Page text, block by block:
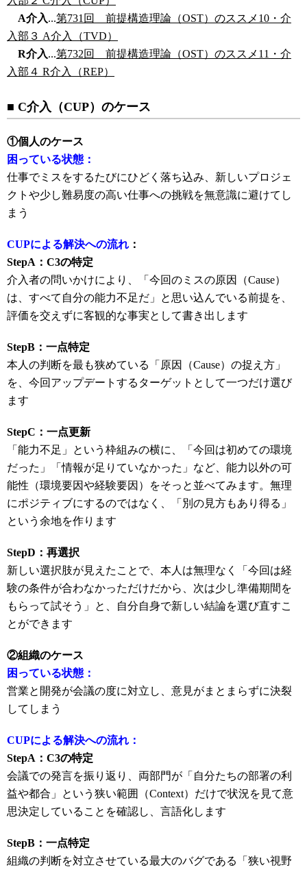
A介入...第731回 前提構造理論（OST）のススメ10・介
入部３ A介入（TVD）
R介入...第732回 前提構造理論（OST）のススメ11・介
入部４ R介入（REP）
■ C介入（CUP）のケース
①個人のケース
困っている状態：
仕事でミスをするたびにひどく落ち込み、新しいプロジェ
クトや少し難易度の高い仕事への挑戦を無意識に避けてし
まう
CUPによる解決への流れ ：
StepA：C3の特定
介入者の問いかけにより、「今回のミスの原因（Cause）
は、すべて自分の能力不足だ」と思い込んでいる前提を、
評価を交えずに客観的な事実として書き出します
StepB：一点特定
本人の判断を最も狭めている「原因（Cause）の捉え方」
を、今回アップデートするターゲットとして一つだけ選び
ます
StepC：一点更新
「能力不足」という枠組みの横に、「今回は初めての環境
だった」「情報が足りていなかった」など、能力以外の可
能性（環境要因や経験要因）をそっと並べてみます。無理
にポジティブにするのではなく、「別の見方もあり得る」
という余地を作ります
StepD：再選択
新しい選択肢が見えたことで、本人は無理なく「今回は経
験の条件が合わなかっただけだから、次は少し準備期間を
もらって試そう」と、自分自身で新しい結論を選び直すこ
とができます
②組織のケース
困っている状態：
営業と開発が会議の度に対立し、意見がまとまらずに決裂
してしまう
CUPによる解決への流れ：
StepA：C3の特定
会議での発言を振り返り、両部門が「自分たちの部署の利
益や都合」という狭い範囲（Context）だけで状況を見て意
思決定していることを確認し、言語化します
StepB：一点特定
組織の判断を対立させている最大のバグである「狭い視野